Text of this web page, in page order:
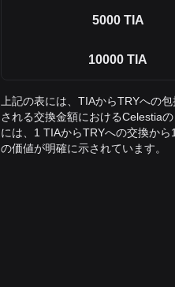
5000 TIA
10000 TIA
上記の表には、TIAからTRYへの
される交換金額におけるCelestia
には、1 TIAからTRYへの交換か
の価値が明確に示されています。